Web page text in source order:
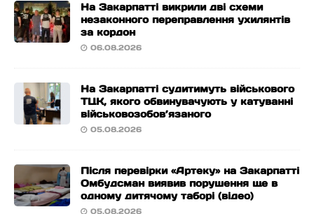
На Закарпатті викрили дві схеми
незаконного переправлення ухилянтів
за кордон
06.08.2026
На Закарпатті судитимуть військового
ТЦК, якого обвинувачують у катуванні
військовозобов’язаного
05.08.2026
Після перевірки «Артеку» на Закарпатті
Омбудсман виявив порушення ще в
одному дитячому таборі (відео)
05.08.2026